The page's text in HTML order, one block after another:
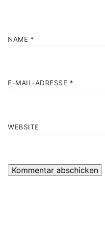
NAME *
E-MAIL-ADRESSE *
WEBSITE